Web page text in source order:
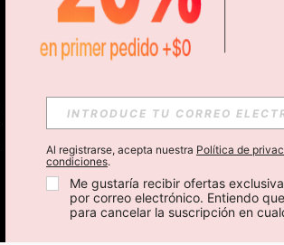
EN APP
PARA RECIBIR OFERTAS EXCLUSIVAS,
Al registrarse, acepta nuestra Política de
condiciones.
Me gustaría recibir ofertas
por correo electrónico. Entiendo
para cancelar la suscripción en